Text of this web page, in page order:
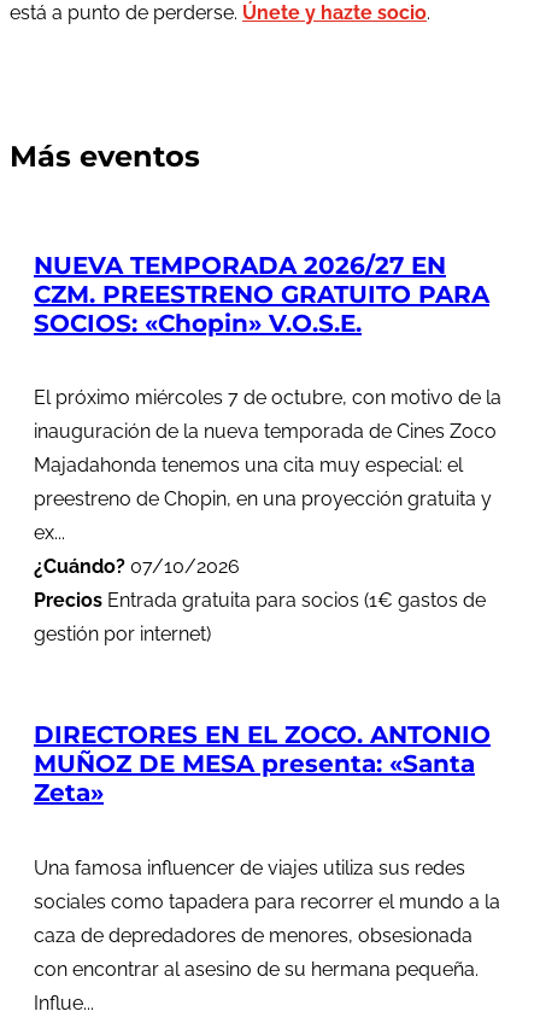
está a punto de perderse. Únete y hazte socio.
Más eventos
NUEVA TEMPORADA 2026/27 EN
CZM. PREESTRENO GRATUITO PARA
SOCIOS: «Chopin» V.O.S.E.
El próximo miércoles 7 de octubre, con motivo de la
inauguración de la nueva temporada de Cines Zoco
Majadahonda tenemos una cita muy especial: el
preestreno de Chopin, en una proyección gratuita y
ex...
¿Cuándo? 07/10/2026
Precios Entrada gratuita para socios (1€ gastos de
gestión por internet)
DIRECTORES EN EL ZOCO. ANTONIO
MUÑOZ DE MESA presenta: «Santa
Zeta»
Una famosa influencer de viajes utiliza sus redes
sociales como tapadera para recorrer el mundo a la
caza de depredadores de menores, obsesionada
con encontrar al asesino de su hermana pequeña.
Influe...